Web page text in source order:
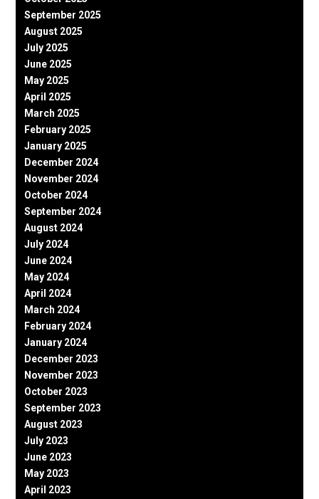
September 2025
August 2025
July 2025
June 2025
May 2025
April 2025
March 2025
February 2025
January 2025
December 2024
November 2024
October 2024
September 2024
August 2024
July 2024
June 2024
May 2024
April 2024
March 2024
February 2024
January 2024
December 2023
November 2023
October 2023
September 2023
August 2023
July 2023
June 2023
May 2023
April 2023